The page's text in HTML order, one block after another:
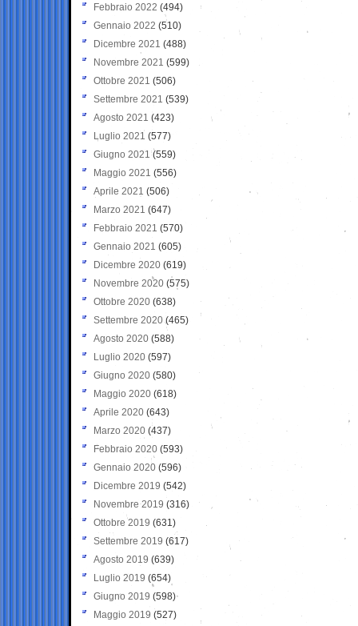
Febbraio 2022 (494)
Gennaio 2022 (510)
Dicembre 2021 (488)
Novembre 2021 (599)
Ottobre 2021 (506)
Settembre 2021 (539)
Agosto 2021 (423)
Luglio 2021 (577)
Giugno 2021(559)
Maggio 2021 (556)
Aprile 2021 (506)
Marzo 2021 (647)
Febbraio 2021 (570)
Gennaio 2021 (605)
Dicembre 2020 (619)
Novembre 2020 (575)
Ottobre 2020 (638)
Settembre 2020(465)
Agosto 2020 (588)
Luglio 2020 (597)
Giugno 2020 (580)
Maggio 2020 (618)
Aprile 2020 (643)
Marzo 2020 (437)
Febbraio 2020 (593)
Gennaio 2020 (596)
Dicembre 2019 (542)
Novembre 2019 (316)
Ottobre 2019 (631)
Settembre 2019 (617)
Agosto 2019 (639)
Luglio 2019 (654)
Giugno 2019 (598)
Maggio 2019 (527)